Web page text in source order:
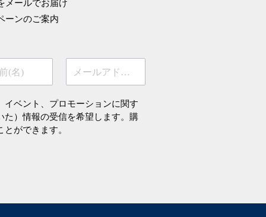
メールでお届け
ーンのご案内
(名) メールアドレス
イベント、プロモーションに関す
た）情報の受信を希望します。購
ができます。